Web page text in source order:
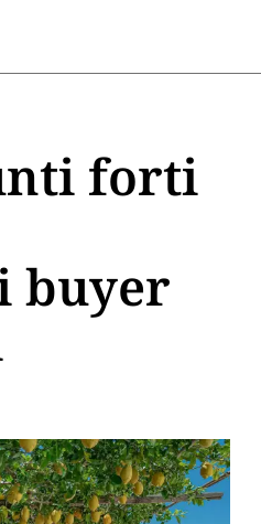
forti
buyer